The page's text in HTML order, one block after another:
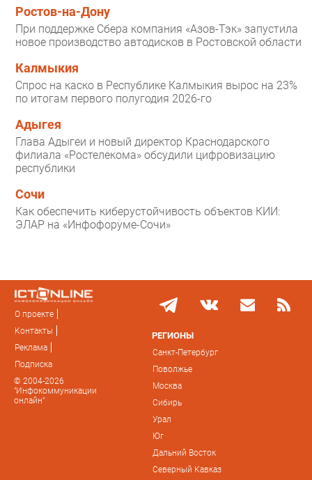
Ростов-на-Дону
При поддержке Сбера компания «Азов-Тэк» запустила
новое производство автодисков в Ростовской области
Калмыкия
Спрос на каско в Республике Калмыкия вырос на 23%
по итогам первого полугодия 2026-го
Адыгея
Глава Адыгеи и новый директор Краснодарского
филиала «Ростелекома» обсудили цифровизацию
республики
Сочи
Как обеспечить киберустойчивость объектов КИИ:
ЭЛАР на «Инфофоруме-Сочи»
О проекте
Контакты
Реклама
Подписка
© 2004-2026
"Инфокоммуникации
онлайн"
РЕГИОНЫ
Санкт-Петербург
Поволжье
Москва
Сибирь
Урал
Юг
Дальний Восток
Северный Кавказ